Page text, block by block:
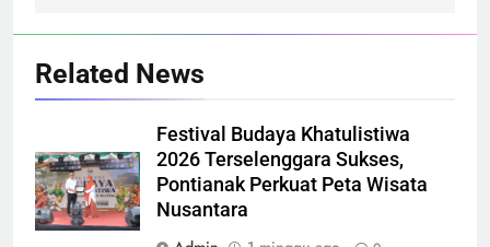
Related News
Festival Budaya Khatulistiwa
2026 Terselenggara Sukses,
Pontianak Perkuat Peta Wisata
Nusantara